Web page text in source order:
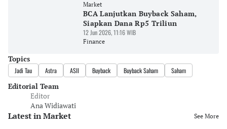
Market
BCA Lanjutkan Buyback Saham,
Siapkan Dana Rp5 Triliun
12 Jun 2026, 11:16 WIB
Finance
Topics
Jadi Tau Astra ASII Buyback Buyback Saham Saham
Editorial Team
Editor
Ana Widiawati
Latest in Market See More